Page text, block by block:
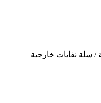
سلة نفايات خارجية